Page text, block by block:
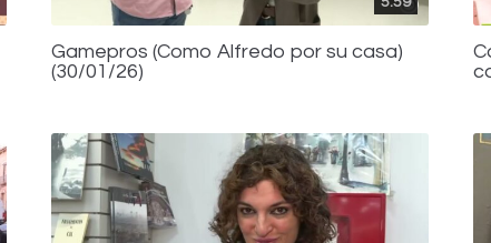
Gamepros (Como Alfredo por su casa)
(30/01/26)